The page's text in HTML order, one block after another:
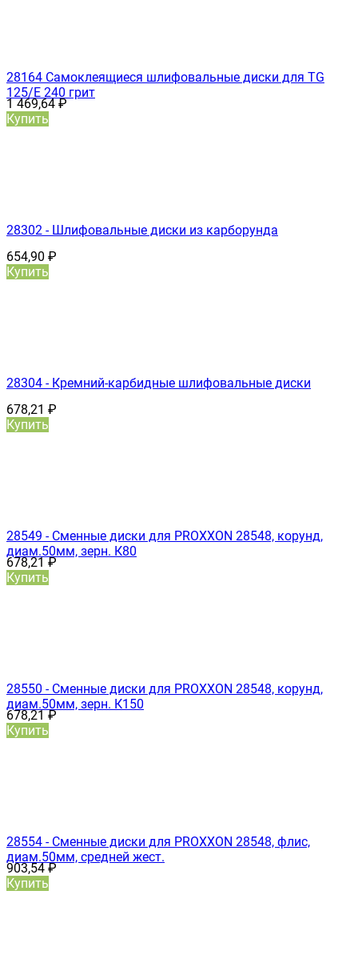
28164 Самоклеящиеся шлифовальные диски для TG
125/E 240 грит
1 469,64₽
Купить
28302 - Шлифовальные диски из карборунда
654,90 ₽
Купить
28304 - Кремний-карбидные шлифовальные диски
678,21 ₽
Купить
28549 - Сменные диски для PROXXON 28548, корунд,
диам.50мм, зерн. К80
678,21₽
Купить
28550 - Сменные диски для PROXXON 28548, корунд,
диам.50мм, зерн. К150
678,21₽
Купить
28554 - Сменные диски для PROXXON 28548, флис,
диам.50мм, средней жест.
903,54₽
Купить